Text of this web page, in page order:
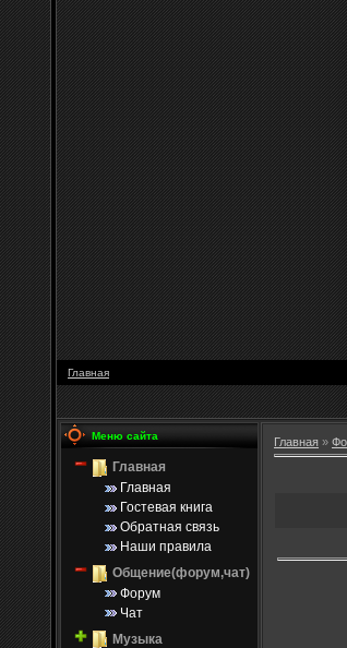
Главная
Меню сайта
Главная
Главная
Гостевая книга
Обратная связь
Наши правила
Общение(форум,чат)
Форум
Чат
Музыка
Главная »